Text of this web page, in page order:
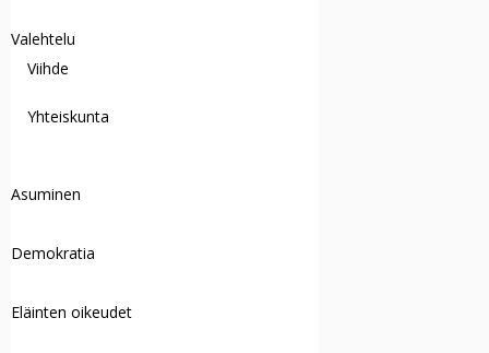
Valehtelu
Viihde
Yhteiskunta
Asuminen
Demokratia
Eläinten oikeudet